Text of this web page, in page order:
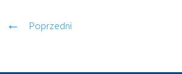
Poprzedni